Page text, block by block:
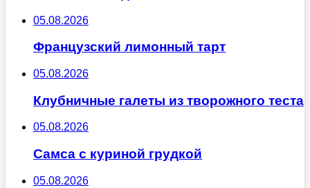
05.08.2026
Французский лимонный тарт
05.08.2026
Клубничные галеты из творожного теста
05.08.2026
Самса с куриной грудкой
05.08.2026